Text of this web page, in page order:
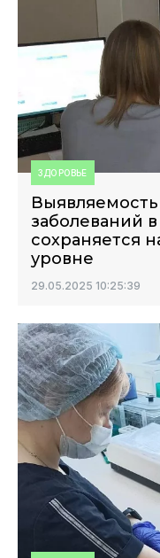
ЗДОРОВЬЕ
заболеваний
сохраняется
уровне
29.05.2025 10:25:39